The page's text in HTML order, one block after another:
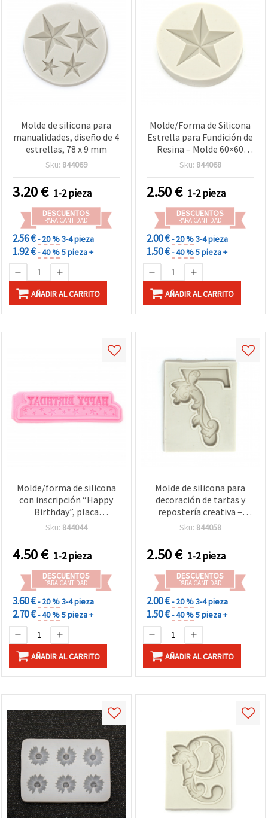
Molde de silicona para
manualidades, diseño de 4
estrellas, 78 x 9 mm
Sku: 844069
3.20€ 1-2 pieza
DESCUENTOS
PARA CANTIDAD
2.56 €- 20 %3-4 pieza
1.92 €- 40 %5 pieza +
AÑADIR AL CARRITO
Molde/Forma de Silicona
Estrella para Fundición de
Resina – Molde 60×60
mm, Cavidad de Estrella
para Resina Epoxi/UV,
Arcilla Polimérica y Yeso
Sku: 844068
2.50€ 1-2 pieza
DESCUENTOS
PARA CANTIDAD
2.00 €- 20 %3-4 pieza
1.50 €- 40 %5 pieza +
AÑADIR AL CARRITO
Molde/forma de silicona
con inscripción “Happy
Birthday”, placa
rectangular 180x55x9 mm
para decoración de tartas
(fondant, chocolate) y
manualidades (resina,
jabón, arcilla polimérica)
Sku: 844044
4.50€ 1-2 pieza
DESCUENTOS
PARA CANTIDAD
3.60 €- 20 %3-4 pieza
2.70 €- 40 %5 pieza +
AÑADIR AL CARRITO
Molde de silicona para
decoración de tartas y
repostería creativa –
Número 7 ornamental
beige, 80x63x8 mm –
Molde flexible en relieve
para fondant, pasta de
goma y chocolate
Sku: 844058
2.50€ 1-2 pieza
DESCUENTOS
PARA CANTIDAD
2.00 €- 20 %3-4 pieza
1.50 €- 40 %5 pieza +
AÑADIR AL CARRITO